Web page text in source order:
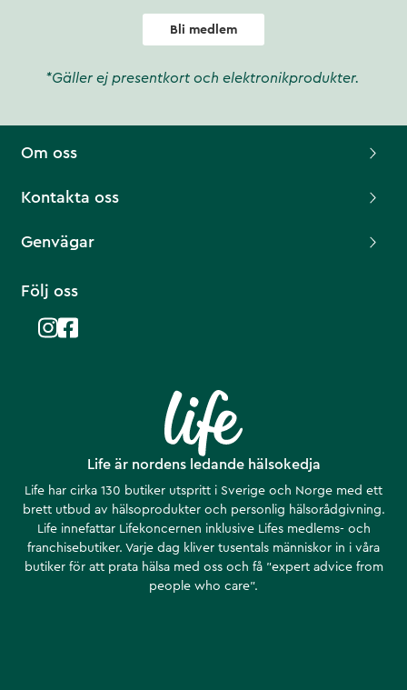
Bli medlem
*Gäller ej presentkort och elektronikprodukter.
Life är nordens ledande hälsokedja
Life har cirka 130 butiker utspritt i Sverige och Norge med ett
brett utbud av hälsoprodukter och personlig hälsorådgivning.
Life innefattar Lifekoncernen inklusive Lifes medlems- och
franchisebutiker. Varje dag kliver tusentals människor in i våra
butiker för att prata hälsa med oss och få ”expert advice from
people who care”.
Om oss
Kontakta oss
Genvägar
Följ oss